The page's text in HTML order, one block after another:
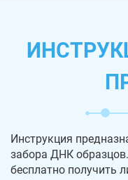
Инструкция
забора ДНК
бесплатно получить